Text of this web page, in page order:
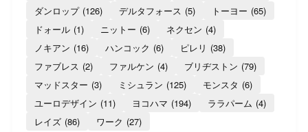
ダンロップ (126) デルタフォース (5) トーヨー (65)
ドォール (1) ニットー (6) ネクセン (4)
ノキアン (16) ハンコック (6) ピレリ (38)
ファブレス (2) ファルケン (4) ブリヂストン (79)
マッドスター (3) ミシュラン (125) モンスタ (6)
ユーロデザイン (11) ヨコハマ (194) ララパーム (4)
レイズ (86) ワーク (27)